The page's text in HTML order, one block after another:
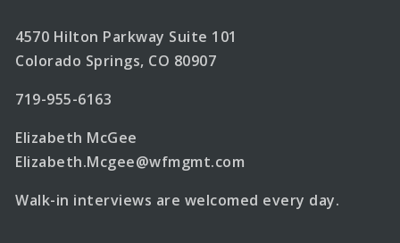
4570 Hilton Parkway Suite 101
Colorado Springs, CO 80907
719-955-6163
Elizabeth McGee
Elizabeth.Mcgee@wfmgmt.com
Walk-in interviews are welcomed every day.